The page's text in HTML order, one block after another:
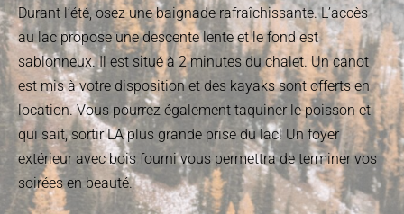
Durant l’été, osez une baignade rafraîchissante. L’accès
au lac propose une descente lente et le fond est
sablonneux. Il est situé à 2 minutes du chalet. Un canot
est mis à votre disposition et des kayaks sont offerts en
location. Vous pourrez également taquiner le poisson et
qui sait, sortir LA plus grande prise du lac! Un foyer
extérieur avec bois fourni vous permettra de terminer vos
soirées en beauté.